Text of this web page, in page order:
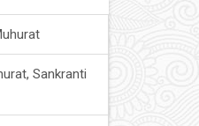
Sankranti